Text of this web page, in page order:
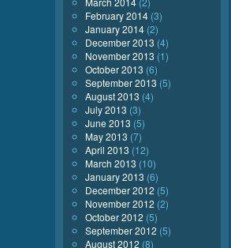
February 2014 (3)
January 2014 (2)
December 2013 (4)
November 2013 (1)
October 2013 (6)
September 2013 (5)
August 2013 (4)
July 2013 (3)
June 2013 (5)
May 2013 (7)
April 2013 (12)
March 2013 (10)
January 2013 (6)
December 2012 (5)
November 2012 (2)
October 2012 (5)
September 2012 (5)
August 2012 (8)